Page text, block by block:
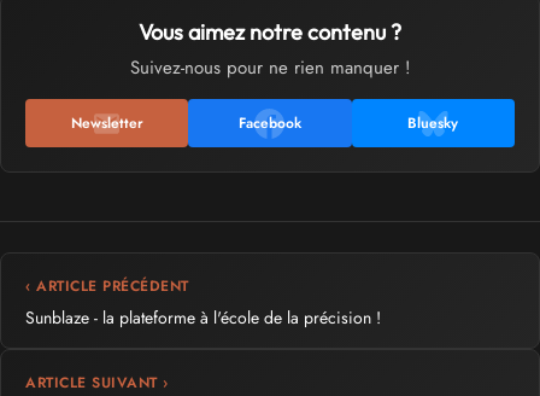
Vous aimez notre contenu ?
Suivez-nous pour ne rien manquer !
Newsletter Facebook Bluesky
‹ ARTICLE PRÉCÉDENT
Sunblaze - la plateforme à l'école de la précision !
ARTICLE SUIVANT ›